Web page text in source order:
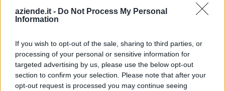
aziende.it - Do Not Process My Personal
Information
If you wish to opt-out of the sale, sharing to third parties, or
processing of your personal or sensitive information for
targeted advertising by us, please use the below opt-out
section to confirm your selection. Please note that after your
opt-out request is processed you may continue seeing
2025-03-28
privi di occupazione e beneficiari dell'assicurazione
sociale per l'im
INPS
2.270 euro